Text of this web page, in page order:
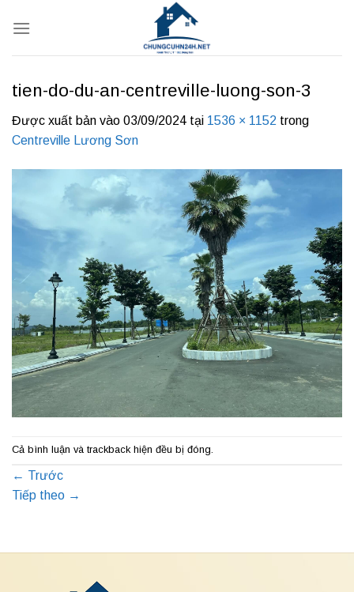
qua
tien-do-du-an-centreville-luong-son-3
Được xuất bản vào 03/09/2024 tại 1536 × 1152 trong
Centreville Lương Sơn
Cả bình luận và trackback hiện đều bị đóng.
← Trước
Tiếp theo →